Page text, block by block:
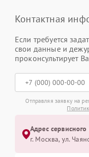
Контактная
Если требуется
свои данные и
проконсультирует
Отправляя заявку на
Адрес
г. Москва, ул.